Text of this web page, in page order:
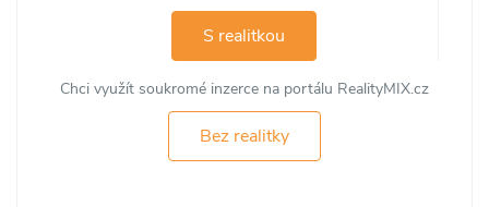
S realitkou
Chci využít soukromé inzerce na portálu RealityMIX.cz
Bez realitky